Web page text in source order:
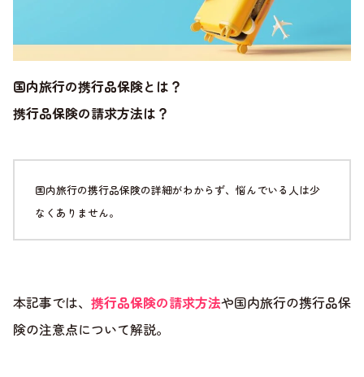
国内旅行の携行品保険とは？
携行品保険の請求方法は？
国内旅行の携行品保険の詳細がわからず、悩んでいる人は少
なくありません。
本記事では、 携行品保険の請求方法や国内旅行の携行品保
険の注意点について解説。